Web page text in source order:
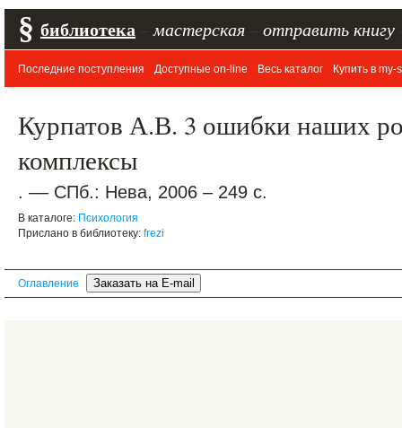
§ библиотека мастерская отправить книгу
Последние поступления Доступные on-line Весь каталог Купить в my-
Курпатов А.В. 3 ошибки наших
комплексы
. –– СПб.: Нева, 2006 – 249 с.
В каталоге: Психология
Прислано в библиотеку: frezi
Оглавление